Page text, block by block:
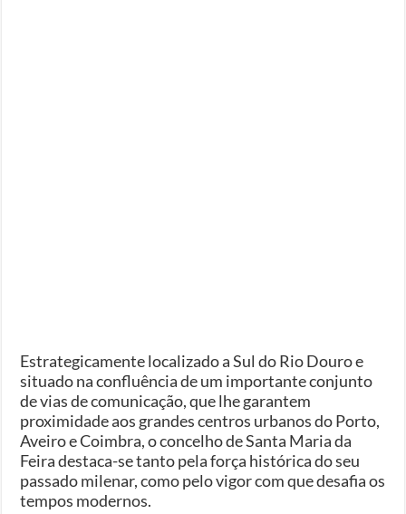
Estrategicamente localizado a Sul do Rio Douro e
situado na confluência de um importante conjunto
de vias de comunicação, que lhe garantem
proximidade aos grandes centros urbanos do Porto,
Aveiro e Coimbra, o concelho de Santa Maria da
Feira destaca-se tanto pela força histórica do seu
passado milenar, como pelo vigor com que desafia os
tempos modernos.